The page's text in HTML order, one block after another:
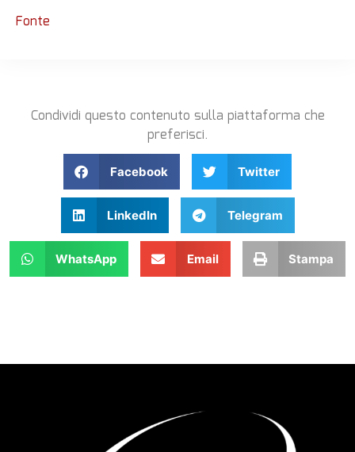
Fonte
Condividi questo contenuto sulla piattaforma che
preferisci.
Facebook Twitter
LinkedIn Telegram
WhatsApp Email Stampa